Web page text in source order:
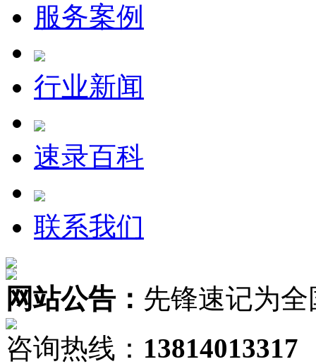
服务案例
行业新闻
速录百科
联系我们
网站公告： 先锋速记为
咨询热线： 13814013317